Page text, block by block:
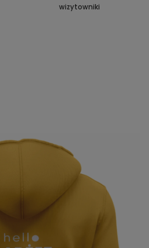
wizytowniki